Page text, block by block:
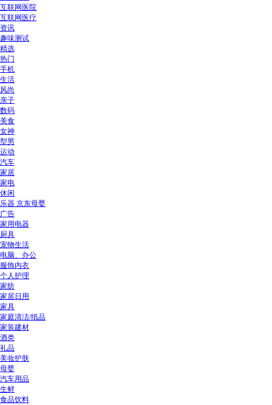
互联网医院
互联网医疗
资讯
趣味测试
精选
热门
手机
生活
风尚
亲子
数码
美食
女神
型男
运动
汽车
家居
家电
休闲
乐器 京东母婴
广告
家用电器
厨具
宠物生活
电脑、办公
服饰内衣
个人护理
家纺
家居日用
家具
家庭清洁/纸品
家装建材
酒类
礼品
美妆护肤
母婴
汽车用品
生鲜
食品饮料